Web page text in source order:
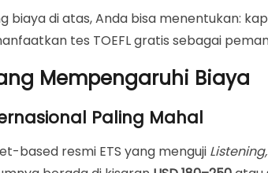
biaya di atas, Anda bisa menentukan:
tes TOEFL gratis sebagai
Mempengaruhi Biaya
Paling Mahal
based resmi ETS yang menguji